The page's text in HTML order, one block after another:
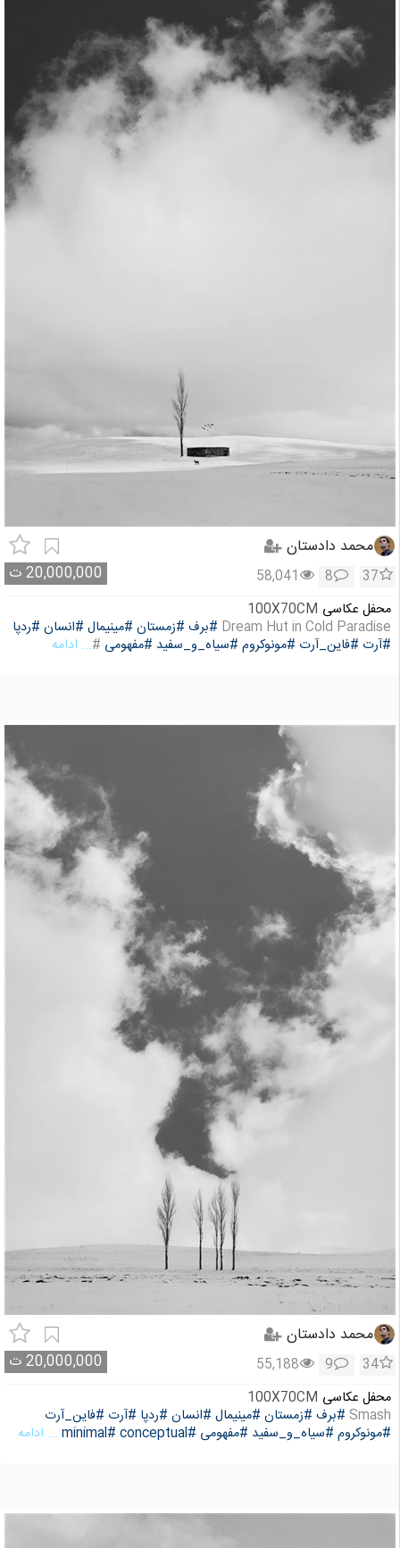
محمد دادستان
20,000,000ت 37
8
58,041
محفل عکاسی 100X70CM
Dream Hut in Cold Paradise #برف #زمستان #مینیمال #انسان #ردپا
#آرت #فاین_آرت #مونوکروم #سیاه_و_سفید #مفهومی #... ادامه
محمد دادستان
20,000,000ت 34
9
55,188
محفل عکاسی 100X70CM
Smash #برف #زمستان #مینیمال #انسان #ردپا #آرت #فاین_آرت
#مونوکروم #سیاه_و_سفید #مفهومی #conceptual
#minimal ... ادامه